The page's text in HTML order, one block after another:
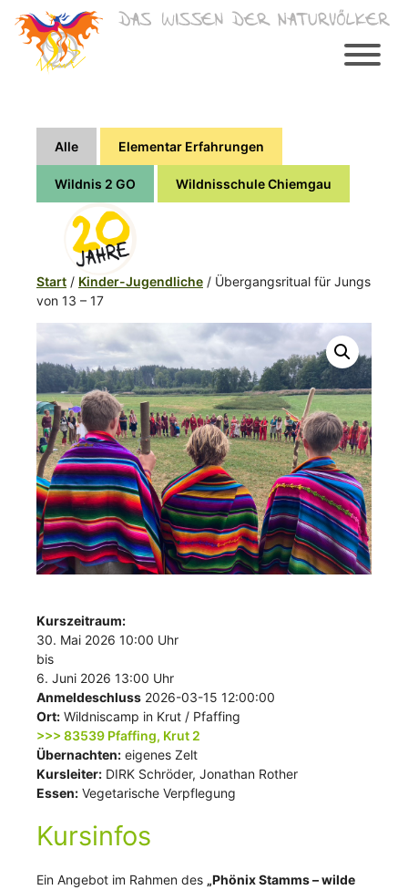
Inhalt
springen
Alle Elementar Erfahrungen
Wildnis 2 GO Wildnisschule Chiemgau
Start / Kinder-Jugendliche / Übergangsritual für Jungs
von 13 – 17
Kurszeitraum:
30. Mai 2026 10:00 Uhr
bis
6. Juni 2026 13:00 Uhr
Anmeldeschluss 2026-03-15 12:00:00
Ort: Wildniscamp in Krut / Pfaffing
>>> 83539 Pfaffing, Krut 2
Übernachten: eigenes Zelt
Kursleiter: DIRK Schröder, Jonathan Rother
Essen: Vegetarische Verpflegung
Kursinfos
Ein Angebot im Rahmen des „Phönix Stamms – wilde